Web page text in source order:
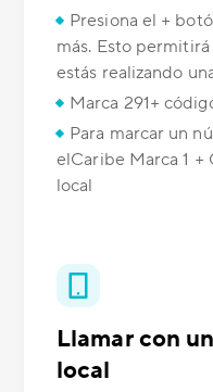
Presiona el +
más. Esto
estás realizando
Marca 291+
Para marcar un
elCaribe Marca 1
local
Llamar con
local